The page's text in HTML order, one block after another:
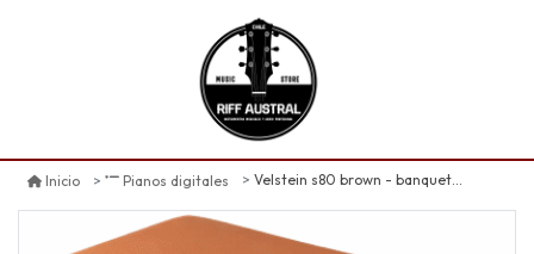
Inicio Pianos digitales Velstein s80 brown - banqueta para piano